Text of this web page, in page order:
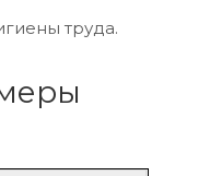
труда.